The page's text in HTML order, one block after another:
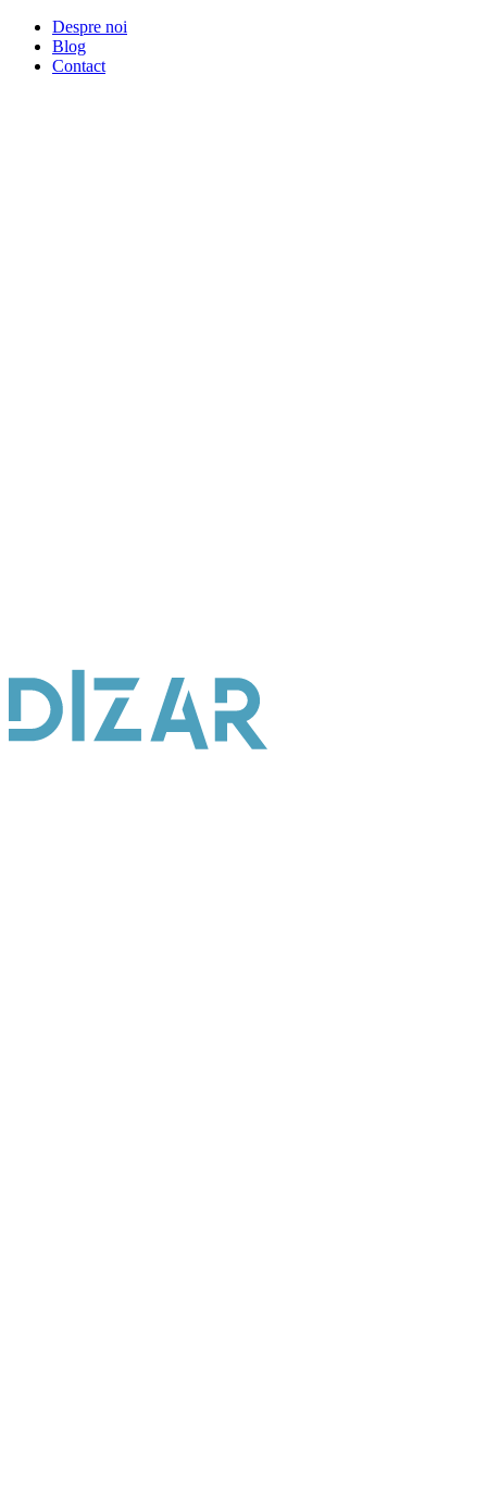
Despre noi
Blog
Contact